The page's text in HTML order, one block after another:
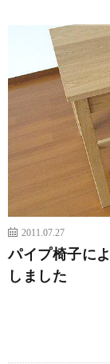
2011.07.27
パイプ椅子に
しました